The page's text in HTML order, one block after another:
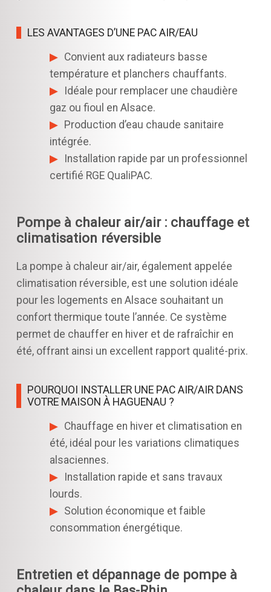
LES AVANTAGES D’UNE PAC AIR/EAU
Convient aux radiateurs basse
température et planchers chauffants.
Idéale pour remplacer une chaudière
gaz ou fioul en Alsace.
Production d’eau chaude sanitaire
intégrée.
Installation rapide par un professionnel
certifié RGE QualiPAC.
Pompe à chaleur air/air : chauffage et
climatisation réversible
La pompe à chaleur air/air, également appelée
climatisation réversible, est une solution idéale
pour les logements en Alsace souhaitant un
confort thermique toute l’année. Ce système
permet de chauffer en hiver et de rafraîchir en
été, offrant ainsi un excellent rapport qualité-prix.
POURQUOI INSTALLER UNE PAC AIR/AIR DANS
VOTRE MAISON À HAGUENAU ?
Chauffage en hiver et climatisation en
été, idéal pour les variations climatiques
alsaciennes.
Installation rapide et sans travaux
lourds.
Solution économique et faible
consommation énergétique.
Entretien et dépannage de pompe à